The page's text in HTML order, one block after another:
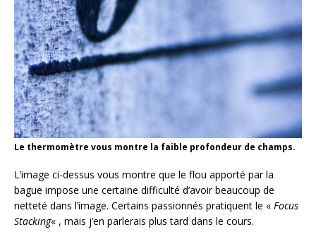
Le thermomètre vous montre la faible profondeur de champs.
L’image ci-dessus vous montre que le flou apporté par la
bague impose une certaine difficulté d’avoir beaucoup de
netteté dans l’image. Certains passionnés pratiquent le « Focus
Stacking« , mais j’en parlerais plus tard dans le cours.